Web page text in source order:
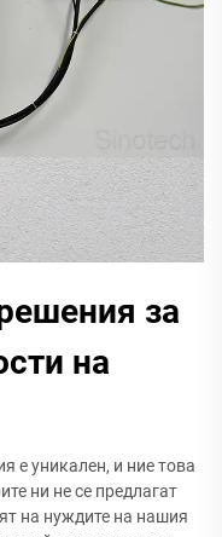
за
на
е уникален, и ние това
ни не се предлагат
на нуждите на нашия